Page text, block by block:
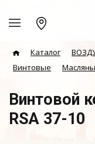
Каталог
Винтовые
Винтовой
RSA 37-10